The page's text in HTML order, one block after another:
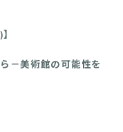
】
－美術館の可能性を